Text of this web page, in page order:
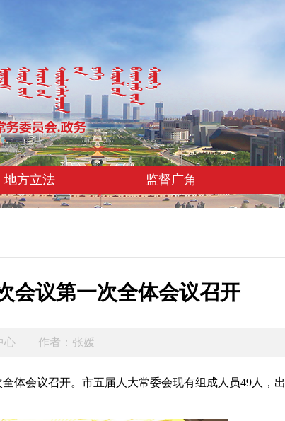
地方立法 监督广角
会议第一次全体会议召开
心 作者：张媛
体会议召开。市五届人大常委会现有组成人员49人，出